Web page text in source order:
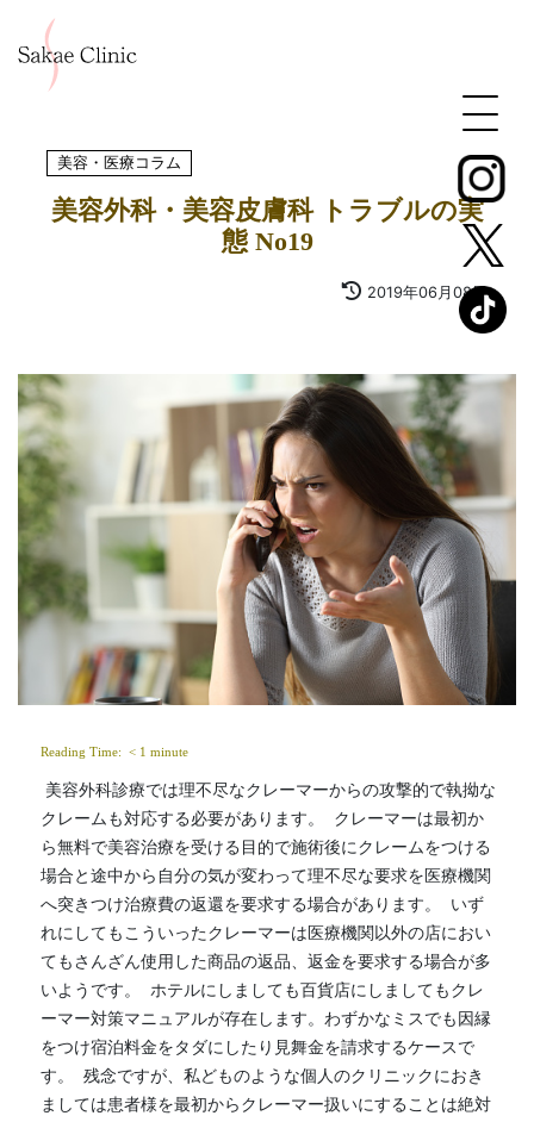
美容・医療コラム
美容外科・美容皮膚科 トラブルの実
態 No19
2019年06月08日
Reading Time: < 1 minute
クレームも対応する必要があります。  クレーマーは最初か
ら無料で美容治療を受ける目的で施術後にクレームをつける
場合と途中から自分の気が変わって理不尽な要求を医療機関
へ突きつけ治療費の返還を要求する場合があります。  いず
れにしてもこういったクレーマーは医療機関以外の店におい
てもさんざん使用した商品の返品、返金を要求する場合が多
いようです。  ホテルにしましても百貨店にしましてもクレ
ーマー対策マニュアルが存在します。わずかなミスでも因縁
をつけ宿泊料金をタダにしたり見舞金を請求するケースで
す。  残念ですが、私どものような個人のクリニックにおき
ましては患者様を最初からクレーマー扱いにすることは絶対